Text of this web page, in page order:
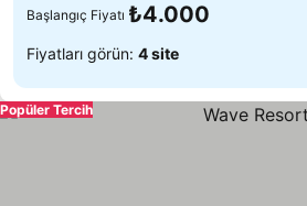
Başlangıç Fiyatı ₺4.000
Fiyatları görün: 4 site
Popüler Tercih